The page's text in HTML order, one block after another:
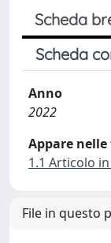
Scheda
Scheda
Anno
2022
Appare
1.1 Articolo
File in questo